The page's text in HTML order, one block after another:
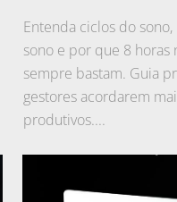
Entenda ciclos do
sono e por que 8 horas
sempre bastam. Guia
gestores acordarem
produtivos....